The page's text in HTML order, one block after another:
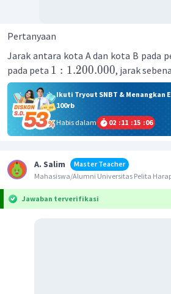
Pertanyaan
Jarak antara kota A dan kota B pada
pada peta 1 : 1.200.000, jarak
Ikuti Tryout SNBT & Menangkan
100rb
Habis dalam
02 :11 :15 :06
A. Salim
Master Teacher
Mahasiswa/Alumni Universitas Pelita
Jawaban terverifikasi